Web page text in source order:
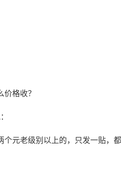
价格收？
个元老级别以上的，只发一贴，都